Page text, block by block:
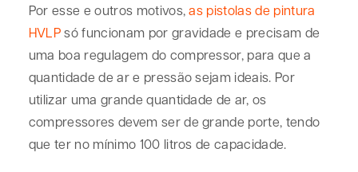
Por esse e outros motivos,as pistolas de pintura
HVLPsó funcionam por gravidade e precisam de
uma boa regulagem do compressor, para que a
quantidade de ar e pressão sejam ideais. Por
utilizar uma grande quantidade de ar, os
compressores devem ser de grande porte, tendo
que ter no mínimo 100 litros de capacidade.